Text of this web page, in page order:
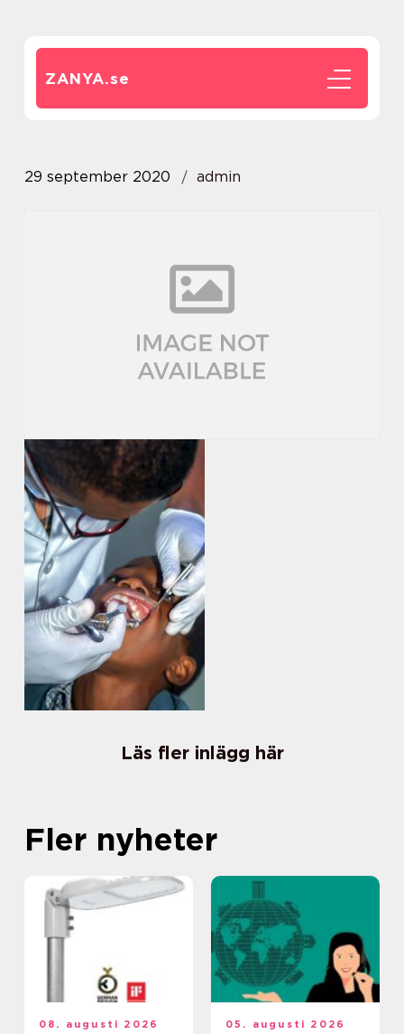
ZANYA.se
29 september 2020 admin
Läs fler inlägg här
Fler nyheter
08. augusti 2026 05. augusti 2026